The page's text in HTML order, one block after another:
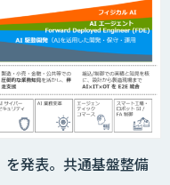
」コンサルティングサ
を発表。共通基盤整備